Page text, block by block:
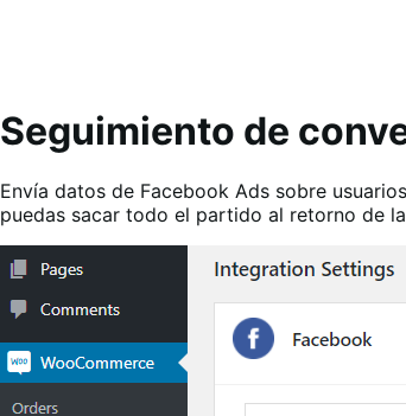
Seguimiento de
Envía datos de Facebook Ads sobre
puedas sacar todo el partido al retorno de